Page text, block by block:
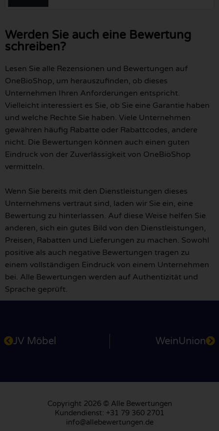
Werden Sie auch eine Bewertung
schreiben?
Lesen Sie alle Rezensionen und Bewertungen auf
OneBioShop, um herauszufinden, ob dieses
Unternehmen Ihren Anforderungen entspricht.
Vielleicht interessiert es Sie, ob Sie eine Garantie haben
und welche Rechte Sie haben. Viele Unternehmen
gewähren häufig Rabatte oder Rabattcodes, andere
nicht. Die Bewertungen können auch einen guten
Eindruck von der Zuverlässigkeit von OneBioShop
vermitteln.
Wenn Sie bereits mit den Dienstleistungen dieses
Unternehmens vertraut sind, laden wir Sie ein, eine
Bewertung zu hinterlassen. Auf diese Weise helfen Sie
anderen, sich ein gutes Bild von den Dienstleistungen,
Preisen, Rabatten und Lieferungen zu machen. Sowohl
positive als auch negative Bewertungen tragen zu
einem vollständigen Eindruck von einem Unternehmen
bei. Alle Bewertungen werden auf Authentizität und
Sprache geprüft.
JV Möbel WeinUnion
Copyright 2026 © Alle Bewertungen
Kundendienst: +31 79 360 2701
info@allebewertungen.de